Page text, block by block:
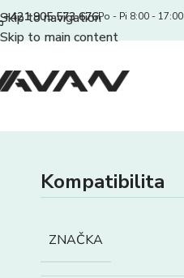
Skip to navigation
Skip to main content
+421 905 573 676Po - Pi 8:00 - 17:00
Kompatibilita
ZNAČKA